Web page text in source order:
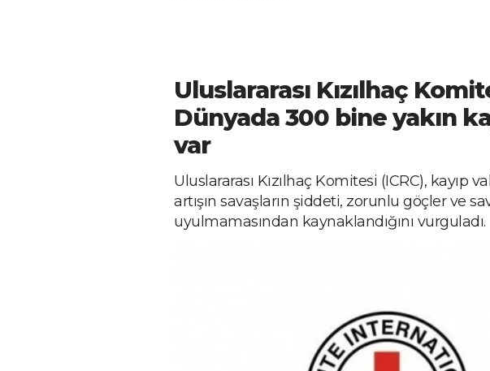
Uluslararası Kızılhaç
Dünyada 300 bine yakın
var
Uluslararası Kızılhaç Komitesi (ICRC), kayıp
artışın savaşların şiddeti, zorunlu göçler ve
uyulmamasından kaynaklandığını vurguladı.